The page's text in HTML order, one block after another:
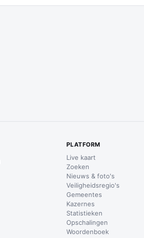
PLATFORM
Live kaart
Zoeken
Nieuws & foto's
Veiligheidsregio's
Gemeentes
Kazernes
Statistieken
Opschalingen
Woordenboek